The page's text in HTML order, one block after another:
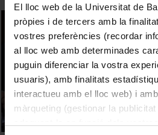
El lloc web de la Universitat de
pròpies i de tercers amb la
vostres preferències (recordar
al lloc web amb determinades
puguin diferenciar la vostra
usuaris), amb finalitats
interactueu amb el lloc web) i
màrqueting (gestionar la publicitat